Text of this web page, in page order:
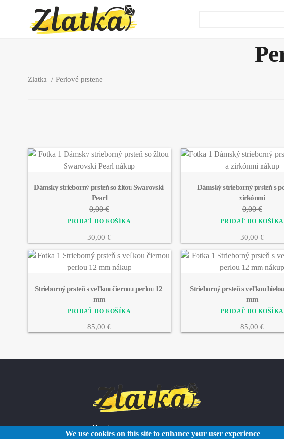
Zlatka Perlové prstene
Dámsky strieborný prsteň so žltou Swarovski
Pearl
0,00 €
30,00 €
Dámský strieborný prsteň s
zirkónmi
0,00 €
30,00 €
Strieborný prsteň s veľkou čiernou perlou 12
mm
85,00 €
Strieborný prsteň s veľkou
mm
85,00 €
Reviews
We use cookies on this site to enhance your user experience